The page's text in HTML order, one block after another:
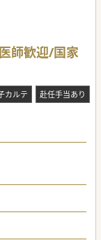
かに近隣の総合
制が整備されて
応とする方針を
師の負担を軽減
関するご相談も
実した協力体制
ており、素朴で
やかで明るいも
く、買い物つい
性が日常の風景
師歓迎/国家
カルテ 赴任手当あり